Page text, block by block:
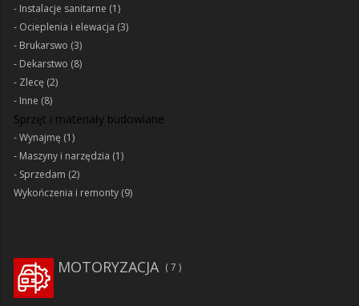
Instalacje sanitarne (1)
Ocieplenia i elewacja (3)
Brukarswo (3)
Dekarstwo (8)
Zlecę (2)
Inne (8)
Sprzęt i materiały budowlane
Wynajmę (1)
Maszyny i narzędzia (1)
Sprzedam (2)
Wykończenia i remonty (9)
MOTORYZACJA 7